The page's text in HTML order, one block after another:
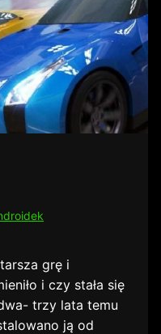
grę i
i czy stała się
trzy lata temu
ją od